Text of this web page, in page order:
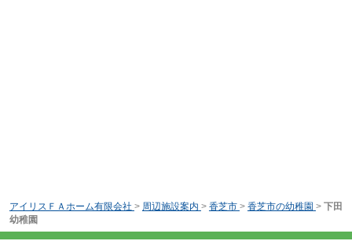
アイリスＦＡホーム有限会社 > 周辺施設案内 > 香芝市 > 香芝市の幼稚園 > 下田
幼稚園